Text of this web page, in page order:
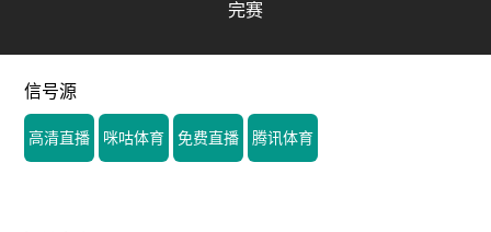
完赛
信号源
高清直播 咪咕体育 免费直播 腾讯体育